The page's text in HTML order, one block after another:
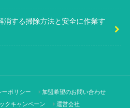
消する掃除方法と安全に作業す
ーポリシー 加盟希望のお問い合わせ
クキャンペーン 運営会社